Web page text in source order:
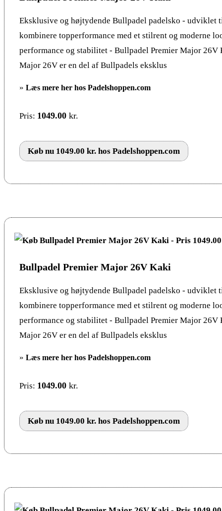
Eksklusive og højtydende Bullpadel padelsko - udviklet
kombinere topperformance med et stilrent og moderne
performance og stabilitet - Bullpadel Premier Major 26V
Major 26V er en del af Bullpadels eksklus
» Læs mere her hos Padelshoppen.com
Pris: 1049.00 kr.
Køb nu 1049.00 kr. hos Padelshoppen.com
Bullpadel Premier Major 26V Kaki
Eksklusive og højtydende Bullpadel padelsko - udviklet
kombinere topperformance med et stilrent og moderne
performance og stabilitet - Bullpadel Premier Major 26V
Major 26V er en del af Bullpadels eksklus
» Læs mere her hos Padelshoppen.com
Pris: 1049.00 kr.
Køb nu 1049.00 kr. hos Padelshoppen.com